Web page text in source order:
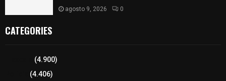
agosto 9, 2026 0
CATEGORIES
(4.900)
(4.406)